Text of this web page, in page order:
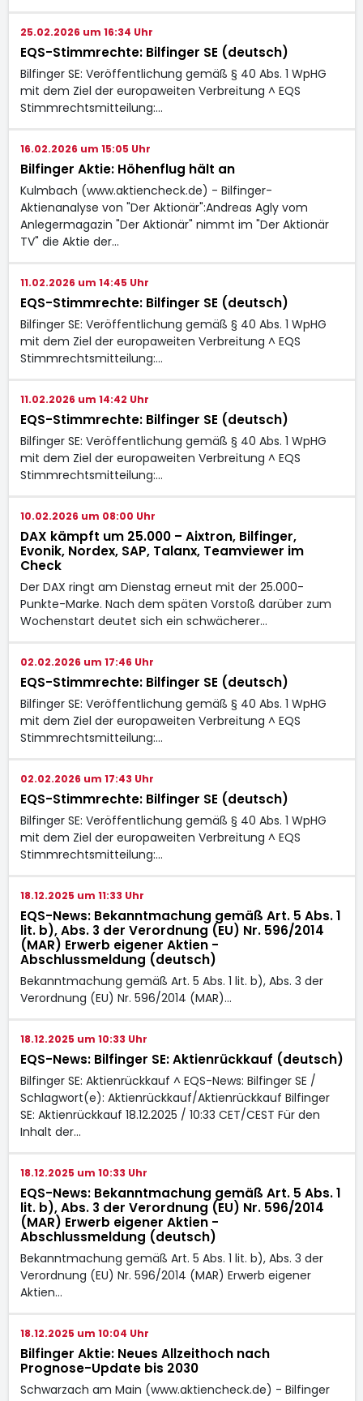
25.02.2026 um 16:34 Uhr
EQS-Stimmrechte: Bilfinger SE (deutsch)
Bilfinger SE: Veröffentlichung gemäß § 40 Abs. 1 WpHG
mit dem Ziel der europaweiten Verbreitung ^ EQS
Stimmrechtsmitteilung:…
16.02.2026 um 15:05 Uhr
Bilfinger Aktie: Höhenflug hält an
Kulmbach (www.aktiencheck.de) - Bilfinger-
Aktienanalyse von "Der Aktionär":Andreas Agly vom
Anlegermagazin "Der Aktionär" nimmt im "Der Aktionär
TV" die Aktie der…
11.02.2026 um 14:45 Uhr
EQS-Stimmrechte: Bilfinger SE (deutsch)
Bilfinger SE: Veröffentlichung gemäß § 40 Abs. 1 WpHG
mit dem Ziel der europaweiten Verbreitung ^ EQS
Stimmrechtsmitteilung:…
11.02.2026 um 14:42 Uhr
EQS-Stimmrechte: Bilfinger SE (deutsch)
Bilfinger SE: Veröffentlichung gemäß § 40 Abs. 1 WpHG
mit dem Ziel der europaweiten Verbreitung ^ EQS
Stimmrechtsmitteilung:…
10.02.2026 um 08:00 Uhr
DAX kämpft um 25.000 – Aixtron, Bilfinger,
Evonik, Nordex, SAP, Talanx, Teamviewer im
Check
Der DAX ringt am Dienstag erneut mit der 25.000-
Punkte-Marke. Nach dem späten Vorstoß darüber zum
Wochenstart deutet sich ein schwächerer…
02.02.2026 um 17:46 Uhr
EQS-Stimmrechte: Bilfinger SE (deutsch)
Bilfinger SE: Veröffentlichung gemäß § 40 Abs. 1 WpHG
mit dem Ziel der europaweiten Verbreitung ^ EQS
Stimmrechtsmitteilung:…
02.02.2026 um 17:43 Uhr
EQS-Stimmrechte: Bilfinger SE (deutsch)
Bilfinger SE: Veröffentlichung gemäß § 40 Abs. 1 WpHG
mit dem Ziel der europaweiten Verbreitung ^ EQS
Stimmrechtsmitteilung:…
18.12.2025 um 11:33 Uhr
EQS-News: Bekanntmachung gemäß Art. 5 Abs. 1
lit. b), Abs. 3 der Verordnung (EU) Nr. 596/2014
(MAR) Erwerb eigener Aktien -
Abschlussmeldung (deutsch)
Bekanntmachung gemäß Art. 5 Abs. 1 lit. b), Abs. 3 der
Verordnung (EU) Nr. 596/2014 (MAR)…
18.12.2025 um 10:33 Uhr
EQS-News: Bilfinger SE: Aktienrückkauf (deutsch)
Bilfinger SE: Aktienrückkauf ^ EQS-News: Bilfinger SE /
Schlagwort(e): Aktienrückkauf/Aktienrückkauf Bilfinger
SE: Aktienrückkauf 18.12.2025 / 10:33 CET/CEST Für den
Inhalt der…
18.12.2025 um 10:33 Uhr
EQS-News: Bekanntmachung gemäß Art. 5 Abs. 1
lit. b), Abs. 3 der Verordnung (EU) Nr. 596/2014
(MAR) Erwerb eigener Aktien -
Abschlussmeldung (deutsch)
Bekanntmachung gemäß Art. 5 Abs. 1 lit. b), Abs. 3 der
Verordnung (EU) Nr. 596/2014 (MAR) Erwerb eigener
Aktien…
18.12.2025 um 10:04 Uhr
Bilfinger Aktie: Neues Allzeithoch nach
Prognose-Update bis 2030
Schwarzach am Main (www.aktiencheck.de) - Bilfinger